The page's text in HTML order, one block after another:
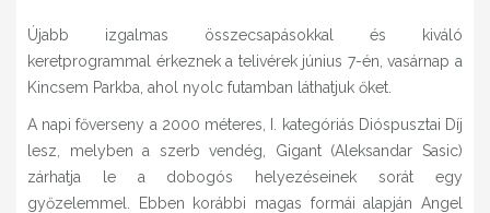
Újabb izgalmas összecsapásokkal és kiváló
keretprogrammal érkeznek a telivérek június 7-én, vasárnap a
Kincsem Parkba, ahol nyolc futamban láthatjuk őket.
A napi főverseny a 2000 méteres, I. kategóriás Dióspusztai Díj
lesz, melyben a szerb vendég, Gigant (Aleksandar Sasic)
zárhatja le a dobogós helyezéseinek sorát egy
győzelemmel. Ebben korábbi magas formái alapján Angel